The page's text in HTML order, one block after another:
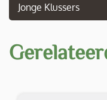
Jonge Klussers